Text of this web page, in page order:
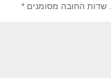
שדות החובה מסומנים*